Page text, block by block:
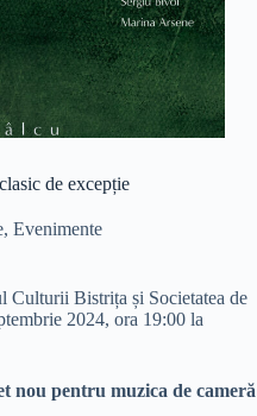
de excepție
, Evenimente
Bistrița și Societatea de
2024, ora 19:00 la
nou pentru muzica de cameră